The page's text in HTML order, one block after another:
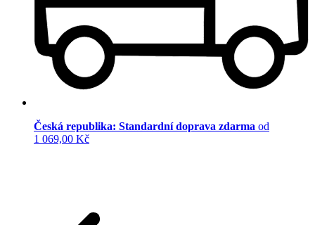
Česká republika: Standardní doprava zdarma od
1 069,00 Kč